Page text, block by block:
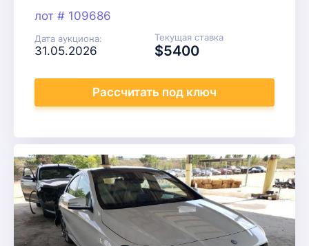
лот # 109686
Дата аукциона:
31.05.2026
Текущая ставка
$5400
Рассчитать под ключ